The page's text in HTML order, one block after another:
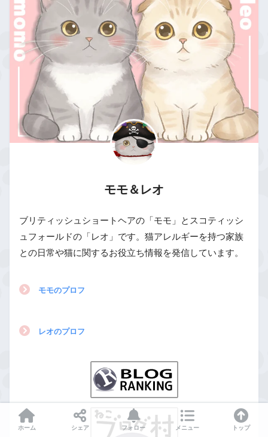
モモ＆レオ
ブリティッシュショートヘアの「モモ」とスコティッシ
ュフォールドの「レオ」です。猫アレルギーを持つ家族
との日常や猫に関するお役立ち情報を発信しています。
モモのプロフ
レオのプロフ
ホーム シェア フォロー メニュー トップ